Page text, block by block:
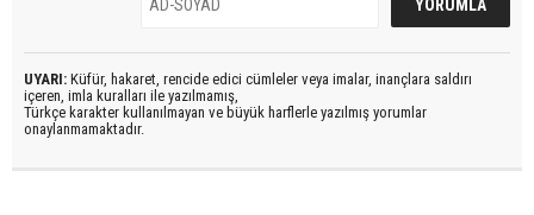
UYARI: Küfür, hakaret, rencide edici cümleler veya imalar, inançlara saldırı
içeren, imla kuralları ile yazılmamış,
Türkçe karakter kullanılmayan ve büyük harflerle yazılmış yorumlar
onaylanmamaktadır.